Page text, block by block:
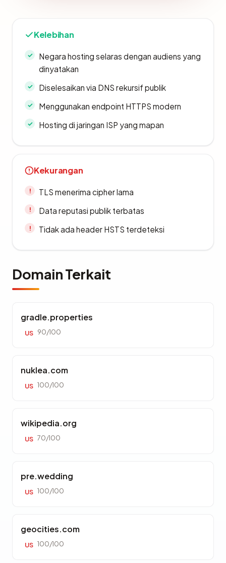
Kelebihan
Negara hosting selaras dengan audiens yang
dinyatakan
Diselesaikan via DNS rekursif publik
Menggunakan endpoint HTTPS modern
Hosting di jaringan ISP yang mapan
Kekurangan
TLS menerima cipher lama
Data reputasi publik terbatas
Tidak ada header HSTS terdeteksi
Domain Terkait
gradle.properties
US 90/100
nuklea.com
US 100/100
wikipedia.org
US 70/100
pre.wedding
US 100/100
geocities.com
US 100/100